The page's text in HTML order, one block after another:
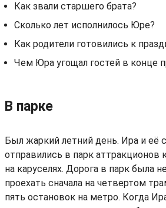
Как звали старшего брата?
Сколько лет исполнилось Юре?
Как родители готовились к
Чем Юра угощал гостей в конце
В парке
Был жаркий летний день. Ира и её
отправились в парк аттракционов
на каруселях. Дорога в парк была
проехать сначала на четвертом
пять остановок на метро. Когда